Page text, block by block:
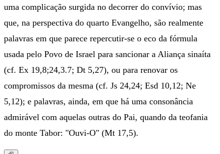
uma complicação surgida no decorrer do convívio; mas
que, na perspectiva do quarto Evangelho, são realmente
palavras em que parece repercutir-se o eco da fórmula
usada pelo Povo de Israel para sancionar a Aliança sinaíta
(cf. Ex 19,8;24,3.7; Dt 5,27), ou para renovar os
compromissos da mesma (cf. Js 24,24; Esd 10,12; Ne
5,12); e palavras, ainda, em que há uma consonância
admirável com aquelas outras do Pai, quando da teofania
do monte Tabor: "Ouvi-O" (Mt 17,5).